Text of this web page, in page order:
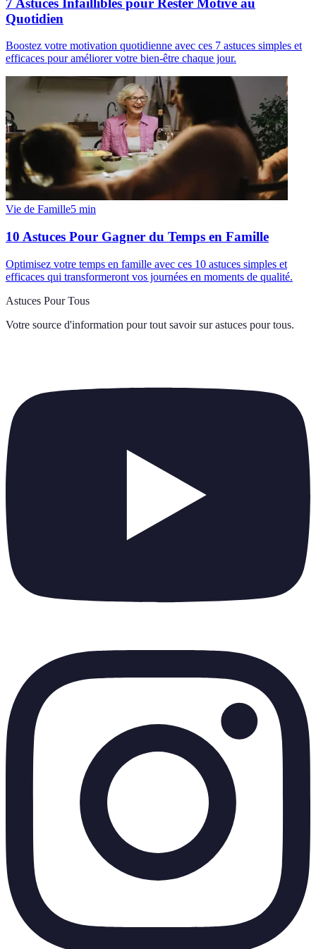
7 Astuces Infaillibles pour Rester Motivé au
Quotidien
Boostez votre motivation quotidienne avec ces 7 astuces simples et
efficaces pour améliorer votre bien-être chaque jour.
Vie de Famille5 min
10 Astuces Pour Gagner du Temps en Famille
Optimisez votre temps en famille avec ces 10 astuces simples et
efficaces qui transformeront vos journées en moments de qualité.
Astuces Pour Tous
Votre source d'information pour tout savoir sur astuces pour tous.